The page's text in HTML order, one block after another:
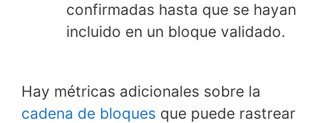
confirmadas hasta que se hayan
incluido en un bloque validado.
Hay métricas adicionales sobre la
cadena de bloques que puede rastrear